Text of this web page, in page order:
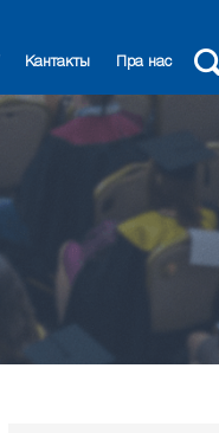
Кантакты Пра нас